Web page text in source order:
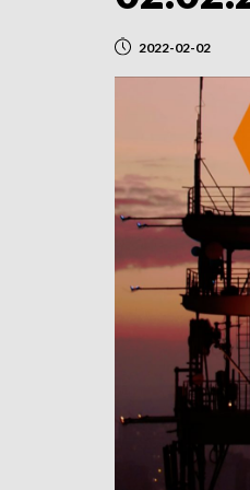
2022-02-02